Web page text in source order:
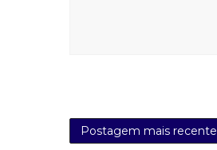
Postagem mais recente